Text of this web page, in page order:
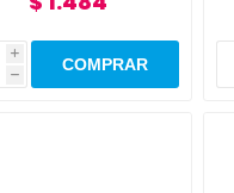
i
h